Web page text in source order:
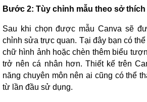
Bước 2: Tùy chỉnh mẫu theo sở thích
Sau khi chọn được mẫu Canva sẽ
chỉnh sửa trực quan. Tại đây bạn có
chữ hình ảnh hoặc chèn thêm biểu
trở nên cá nhân hơn. Thiết kế trên
năng chuyên môn nên ai cũng có thể
từ lần đầu sử dụng.